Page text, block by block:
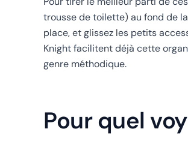
trousse de toilette) au fond de
place, et glissez les petits
Knight facilitent déjà cette
genre méthodique.
Pour quel